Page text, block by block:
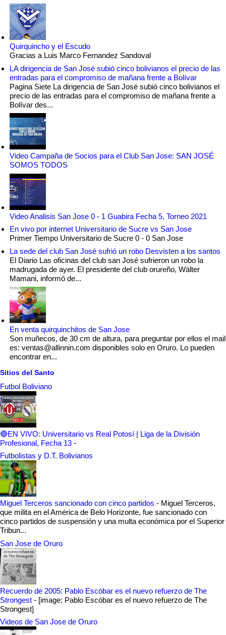
Quirquincho y el Escudo
Gracias a Luis Marco Fernandez Sandoval
LA dirigencia de San José subió cinco bolivianos el precio de las
entradas para el compromiso de mañana frente a Bolívar
Pagina Siete La dirigencia de San José subió cinco bolivianos el
precio de las entradas para el compromiso de mañana frente a
Bolívar des...
Video Campaña de Socios para el Club San Jose: SAN JOSÉ
SOMOS TODOS
Video Analisis San Jose 0 - 1 Guabira Fecha 5, Torneo 2021
En vivo por internet Universitario de Sucre vs San Jose
Primer Tiempo Universitario de Sucre 0 - 0 San Jose
La sede del club San José sufrió un robo Desvisten a los santos
El Diario Las oficinas del club san José sufrieron un robo la
madrugada de ayer. El presidente del club orureño, Wálter
Mamani, informó de...
En venta quirquinchitos de San Jose
Son muñecos, de 30 cm de altura, para preguntar por ellos el mail
es: ventas@allinnin.com disponibles solo en Oruro. Lo pueden
encontrar en...
Sitios del Santo
Futbol Boliviano
🔴EN VIVO: Universitario vs Real Potosí | Liga de la División
Profesional, Fecha 13 -
Futbolistas y D.T. Bolivianos
Miguel Terceros sancionado con cinco partidos - Miguel Terceros,
que milita en el América de Belo Horizonte, fue sancionado con
cinco partidos de suspensión y una multa económica por el Superior
Tribun...
San Jose de Oruro
Recuerdo de 2005: Pablo Escóbar es el nuevo refuerzo de The
Strongest - [image: Pablo Escóbar es el nuevo refuerzo de The
Strongest]
Videos de San Jose de Oruro